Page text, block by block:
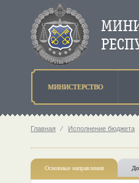
МИНИСТЕРСТВО
Главная ⁄ Исполнение бюджета
Основные направления